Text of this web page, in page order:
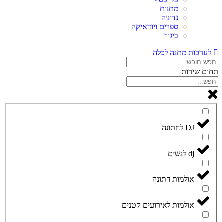
מתנות
נדוניה
ספרים ויודאיקה
ביגוד
לערכות מתנה לכלה
תחום שירות
DJ לחתונה
dj לנשים
אולמות חתונה
אולמות לאירועים קטנים